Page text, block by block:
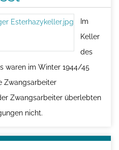
Im
Keller
des
waren im Winter 1944/45
Zwangsarbeiter
Zwangsarbeiter überlebten
nicht.